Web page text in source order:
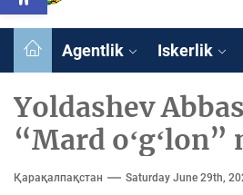
Agentlik Iskerlik
Yoldashev
“Mard oʻgʻlon”
Қарақалпақстан Saturday June 29th,